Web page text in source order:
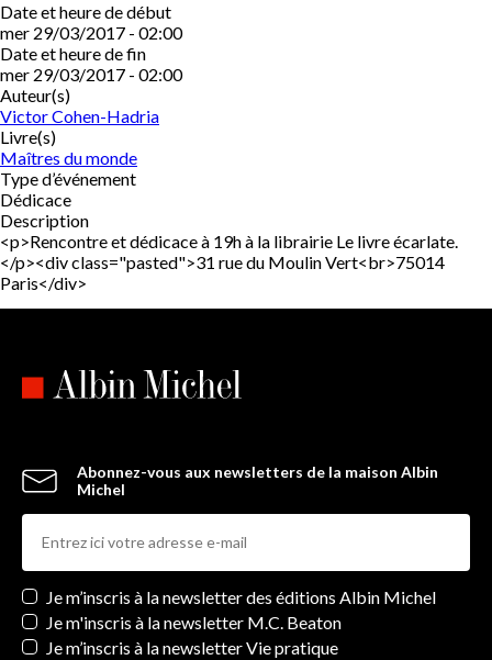
Date et heure de début
mer 29/03/2017 - 02:00
Date et heure de fin
mer 29/03/2017 - 02:00
Auteur(s)
Victor Cohen-Hadria
Livre(s)
Maîtres du monde
Type d’événement
Dédicace
Description
<p>Rencontre et dédicace à 19h à la librairie Le livre écarlate.
</p><div class="pasted">31 rue du Moulin Vert<br>75014
Paris</div>
Abonnez-vous aux newsletters de la maison Albin
Michel
Newsletters
Je m’inscris à la newsletter des éditions Albin Michel
Je m'inscris à la newsletter M.C. Beaton
Je m’inscris à la newsletter Vie pratique